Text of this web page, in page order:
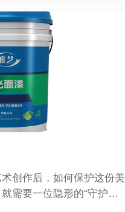
创作后，如何保护这份美
需要一位隐形的“守护